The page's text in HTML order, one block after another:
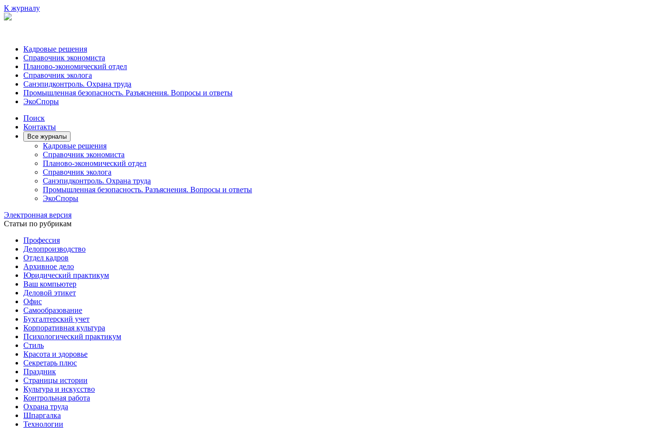
К журналу
Кадровые решения
Справочник экономиста
Планово-экономический отдел
Справочник эколога
Санэпидконтроль. Охрана труда
Промышленная безопасность. Разъяснения. Вопросы и ответы
ЭкоСпоры
Поиск
Контакты
Все журналы
Кадровые решения
Справочник экономиста
Планово-экономический отдел
Справочник эколога
Санэпидконтроль. Охрана труда
Промышленная безопасность. Разъяснения. Вопросы и ответы
ЭкоСпоры
Электронная версия
Статьи по рубрикам
Профессия
Делопроизводство
Отдел кадров
Архивное дело
Юридический практикум
Ваш компьютер
Деловой этикет
Офис
Самообразование
Бухгалтерский учет
Корпоративная культура
Психологический практикум
Стиль
Красота и здоровье
Секретарь плюс
Праздник
Страницы истории
Культура и искусство
Контрольная работа
Охрана труда
Шпаргалка
Технологии